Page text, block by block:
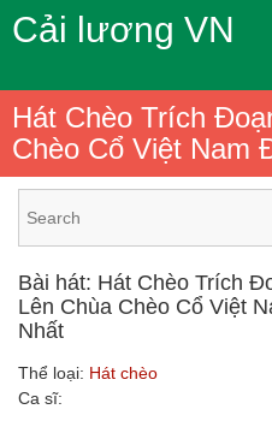
Cải lương VN
Hát Chèo Trích
Chèo Cổ Việt Nam
Bài hát: Hát Chèo Trích
Lên Chùa Chèo Cổ Việt
Nhất
Thể loại: Hát chèo
Ca sĩ: